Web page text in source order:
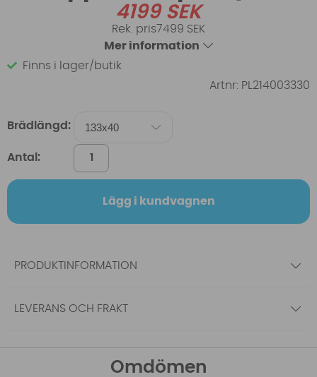
4199SEK
7499 SEK
Mer information
Finns i lager/butik
Artnr: PL214003330
Brädlängd:
Antal:
Lägg i kundvagnen
PRODUKTINFORMATION
LEVERANS OCH FRAKT
Omdömen